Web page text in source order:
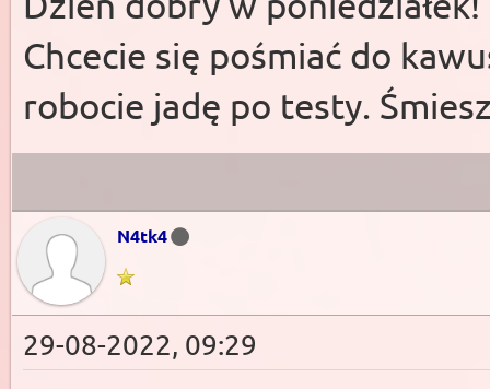
Chcecie się pośmiać do
robocie jadę po testy.
N4tk4
29-08-2022, 09:29